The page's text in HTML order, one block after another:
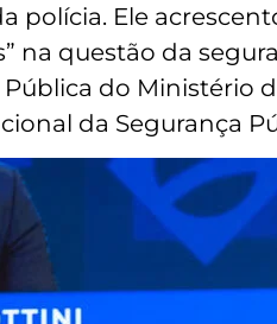
polícia. Ele
na questão da
do Ministério
da Segurança